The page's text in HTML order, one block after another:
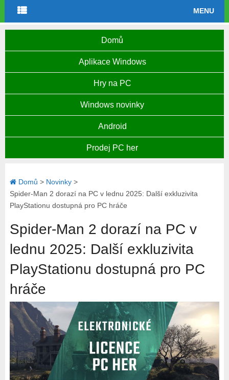
MENU
Domů
Aplikace Windows
Hry na PC
Windows novinky
Android
Prodej PC her
Domů > Novinky>
Spider-Man 2 dorazí na PC v lednu 2025: Další exkluzivita
PlayStationu dostupná pro PC hráče
Spider-Man 2 dorazí na PC v
lednu 2025: Další exkluzivita
PlayStationu dostupná pro PC
hráče